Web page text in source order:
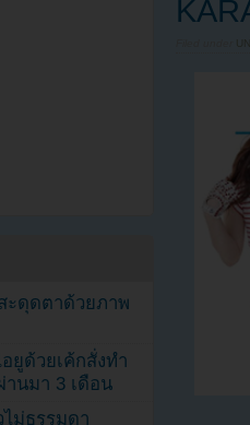
ะดุดตาด้วยภาพ
ยูด้วยเค้กสั่งทำ
านมา 3 เดือน
ม่ธรรมดา